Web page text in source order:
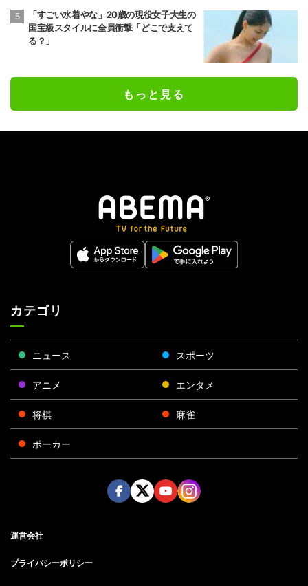
「すごい水着やな」20歳の現役女子大生の
国宝級スタイルに全員衝撃「どこで支えて
る？」
もっと見る
カテゴリ
ニュース スポーツ
アニメ エンタメ
将棋 麻雀
ポーカー
運営会社
プライバシーポリシー